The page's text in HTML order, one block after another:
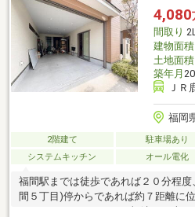
品や趣味の道具もスッキリ収納 ・全
・南側のお庭・ウッドデッキ付きで
デニングも楽しめる ・ハウスクリー
活をスタート
4,080
間取り
建物面積
土地面積
築年月
ＪＲ
福岡
2階建て 駐車場あり
システムキッチン
オール電化
福間駅までは徒歩であれば２０分程
間５丁目)停からであれば約７距離に